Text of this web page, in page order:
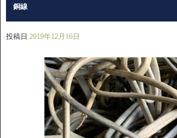
銅線
投稿日 2019年12月16日